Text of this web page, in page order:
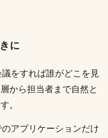
に
をすれば誰がどこを見
から担当者まで自然と
。
アプリケーションだけ